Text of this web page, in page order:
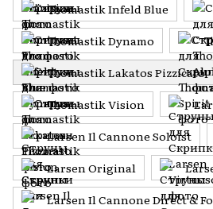
Thomastik Infeld Blue
Thomastik Dynamo
Thomastik Lakatos Pizzicato
Thomastik Vision
Larsen Il Cannone Soloist
Larsen Original
Larsen Il Cannone Direct &